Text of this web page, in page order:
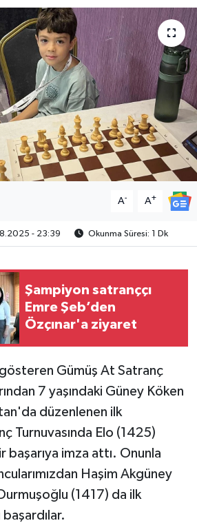
A- A+
- 23:39 Okunma Süresi: 1 Dk
Şampiyon satranççı
Emre Şeb’den
Özçınar'a ziyaret
Gümüş At Satranç
7 yaşındaki Güney Köken
düzenlenen ilk
Turnuvasında Elo (1425)
başarıya imza attı. Onunla
Haşim Akgüney
(1417) da ilk
başardılar.